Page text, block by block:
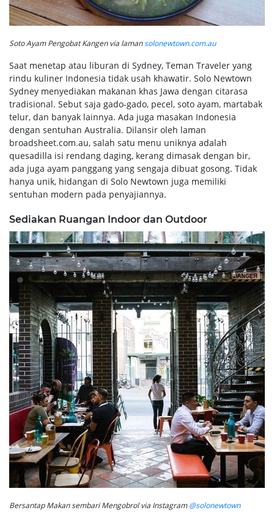
Soto Ayam Pengobat Kangen via lamansolonewtown.com.au
Saat menetap atau liburan di Sydney, Teman Traveler yang
rindu kuliner Indonesia tidak usah khawatir. Solo Newtown
Sydney menyediakan makanan khas Jawa dengan citarasa
tradisional. Sebut saja gado-gado, pecel, soto ayam, martabak
telur, dan banyak lainnya. Ada juga masakan Indonesia
dengan sentuhan Australia. Dilansir oleh laman
broadsheet.com.au, salah satu menu uniknya adalah
quesadilla isi rendang daging, kerang dimasak dengan bir,
ada juga ayam panggang yang sengaja dibuat gosong. Tidak
hanya unik, hidangan di Solo Newtown juga memiliki
sentuhan modern pada penyajiannya.
Sediakan Ruangan Indoor dan Outdoor
Bersantap Makan sembari Mengobrol via Instagram@solonewtown